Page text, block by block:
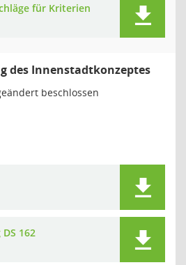
für Kriterien
des Innenstadtkonzeptes
beschlossen
162